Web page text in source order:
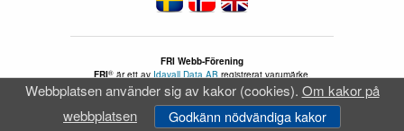
FRI Webb-Förening
FRI®är ett avIdavall Data ABregistrerat varumärke.
Tillgänglighetsredogörelse
Webbplatsen använder sig av kakor (cookies). Om kakor på
webbplatsen
Godkänn nödvändiga kakor